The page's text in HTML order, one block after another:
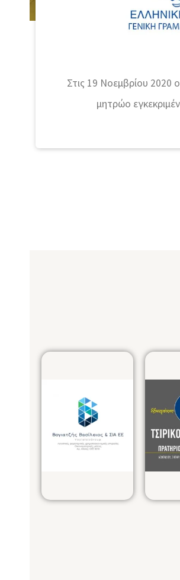
Στις 19 Νοεμβρίου 2020
μητρώο